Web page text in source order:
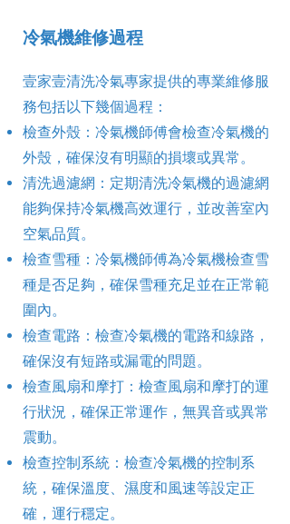
冷氣機維修過程
壹家壹清洗冷氣專家提供的專業維修服
務包括以下幾個過程：
檢查外殼：冷氣機師傅會檢查冷氣機的
外殼，確保沒有明顯的損壞或異常。
清洗過濾網：定期清洗冷氣機的過濾網
能夠保持冷氣機高效運行，並改善室內
空氣品質。
檢查雪種：冷氣機師傅為冷氣機檢查雪
種是否足夠，確保雪種充足並在正常範
圍內。
檢查電路：檢查冷氣機的電路和線路，
確保沒有短路或漏電的問題。
檢查風扇和摩打：檢查風扇和摩打的運
行狀況，確保正常運作，無異音或異常
震動。
檢查控制系統：檢查冷氣機的控制系
統，確保溫度、濕度和風速等設定正
確，運行穩定。